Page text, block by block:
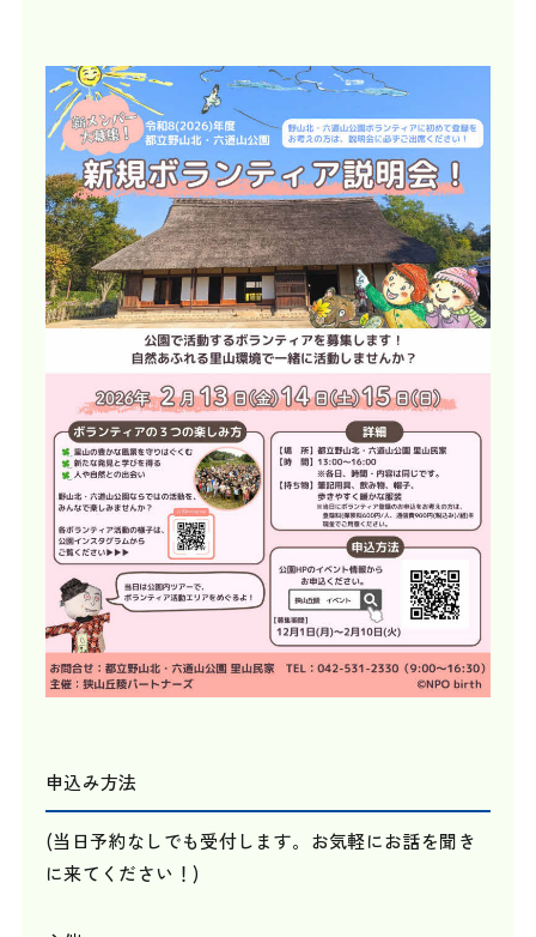
申込み方法
(当日予約なしでも受付します。お気軽にお話を聞き
に来てください！)